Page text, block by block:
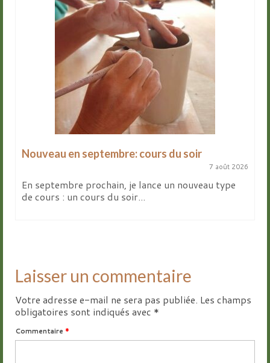
Nouveau en septembre: cours du soir
7 août 2026
En septembre prochain, je lance un nouveau type
de cours : un cours du soir...
Laisser un commentaire
Votre adresse e-mail ne sera pas publiée. Les champs
obligatoires sont indiqués avec *
Commentaire *